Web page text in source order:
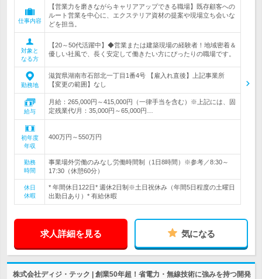
仕事内容
【営業力を磨きながらキャリアアップできる職場】既存顧客への
ルート営業を中心に、エクステリア資材の提案や現場立ち会いな
どを担当。
対象と
なる方
【20～50代活躍中】◆営業または建築現場の経験者！地域密着＆
優しい社風で、長く安定して働きたい方にぴったりの職場です。
勤務地
滋賀県湖南市石部北一丁目1番4号 【雇入れ直後】上記事業所
【変更の範囲】なし
給与
月給：265,000円～415,000円（一律手当を含む）※上記には、固
定残業代/月：35,000円～65,000円…
初年度
年収
400万円～550万円
勤務
時間
事業場外労働のみなし労働時間制（1日8時間）※参考／8:30～
17:30（休憩60分）
休日
休暇
* 年間休日122日* 週休2日制※土日祝休み（年間5日程度の土曜日
出勤日あり）* 有給休暇
求人詳細を見る 気になる
株式会社ディジ・テック | 創業50年超！省電力・無線技術に強みを持つ開発